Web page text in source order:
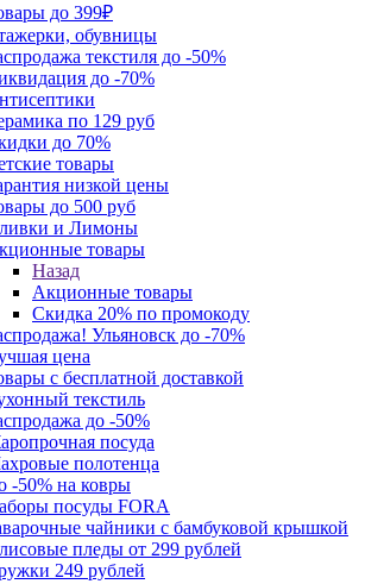
до 399₽
обувницы
текстиля до -50%
до -70%
по 129 руб
до 70%
товары
низкой цены
до 500 руб
и Лимоны
товары
Назад
Акционные товары
Скидка 20% по промокоду
Ульяновск до -70%
цена
с бесплатной доставкой
текстиль
до -50%
посуда
полотенца
-50% на ковры
посуды FORA
чайники с бамбуковой крышкой
пледы от 299 рублей
249 рублей